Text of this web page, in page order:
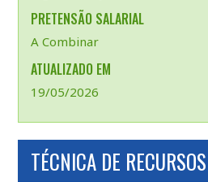
PRETENSÃO SALARIAL
A Combinar
ATUALIZADO EM
19/05/2026
TÉCNICA DE